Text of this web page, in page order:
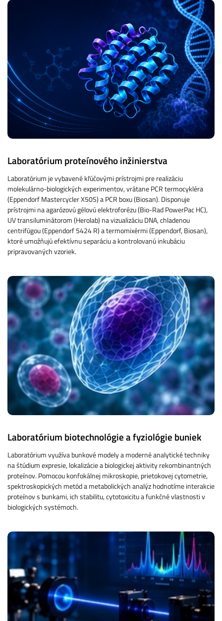
Laboratórium proteínového inžinierstva
Laboratórium je vybavené kľúčovými prístrojmi pre realizáciu
molekulárno-biologických experimentov, vrátane PCR termocykléra
(Eppendorf Mastercycler X50S) a PCR boxu (Biosan). Disponuje
prístrojmi na agarózovú gélovú elektroforézu (Bio-Rad PowerPac HC),
UV transiluminátorom (Herolab) na vizualizáciu DNA, chladenou
centrifúgou (Eppendorf 5424 R) a termomixérmi (Eppendorf, Biosan),
ktoré umožňujú efektívnu separáciu a kontrolovanú inkubáciu
pripravovaných vzoriek.
Laboratórium biotechnológie a fyziológie buniek
Laboratórium využíva bunkové modely a moderné analytické techniky
na štúdium expresie, lokalizácie a biologickej aktivity rekombinantných
proteínov. Pomocou konfokálnej mikroskopie, prietokovej cytometrie,
spektroskopických metód a metabolických analýz hodnotíme interakcie
proteínov s bunkami, ich stabilitu, cytotoxicitu a funkčné vlastnosti v
biologických systémoch.